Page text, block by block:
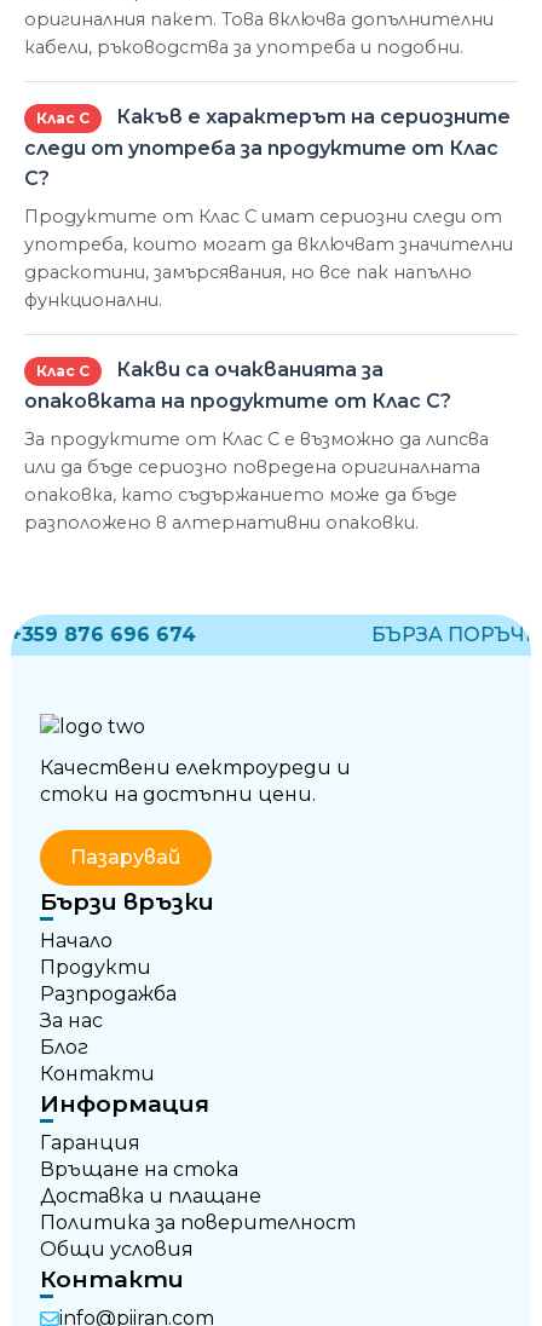
оригиналния пакет. Това включва допълнителни
кабели, ръководства за употреба и подобни.
Клас С
Какъв е характерът на сериозните
следи от употреба за продуктите от Клас
С?
Продуктите от Клас С имат сериозни следи от
употреба, които могат да включват значителни
драскотини, замърсявания, но все пак напълно
функционални.
Клас С
Какви са очакванията за
опаковката на продуктите от Клас С?
За продуктите от Клас С е възможно да липсва
или да бъде сериозно повредена оригиналната
опаковка, като съдържанието може да бъде
разположено в алтернативни опаковки.
876 696 674 БЪРЗА
Качествени електроуреди и
стоки на достъпни цени.
Пазарувай
Бързи връзки
Начало
Продукти
Разпродажба
За нас
Блог
Контакти
Информация
Гаранция
Връщане на стока
Доставка и плащане
Политика за поверителност
Общи условия
Контакти
info@piiran.com